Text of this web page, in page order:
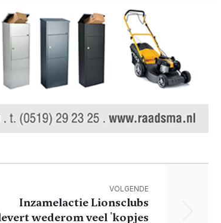
VOLGENDE
Inzamelactie Lionsclubs
wederom veel 'kopjes